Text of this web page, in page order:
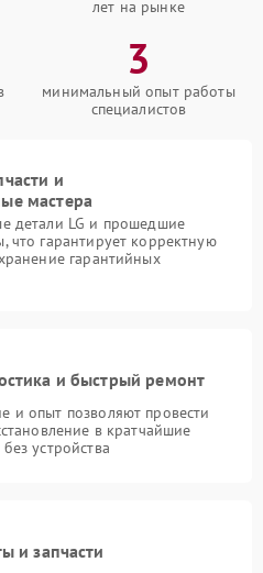
лет на рынке
3
минимальный опыт работы
специалистов
и
мастера
детали LG и прошедшие
что гарантирует корректную
гарантийных
и быстрый ремонт
и опыт позволяют провести
в кратчайшие
устройства
и запчасти